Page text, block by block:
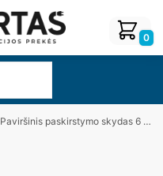
0
Paviršinis paskirstymo skydas 6 mod. IP65, Legrand PLEXO3